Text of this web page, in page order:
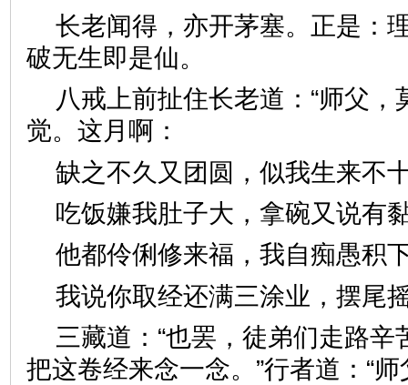
长老闻得，亦开茅塞。正是：
破无生即是仙。
八戒上前扯住长老道：“师父
觉。这月啊：
缺之不久又团圆，似我生
吃饭嫌我肚子大，拿碗又
他都伶俐修来福，我自痴
我说你取经还满三涂业，摆
三藏道：“也罢，徒弟们走路
把这卷经来念一念。”行者道：“